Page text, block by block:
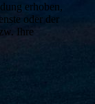
erhoben,
oder der
Ihre